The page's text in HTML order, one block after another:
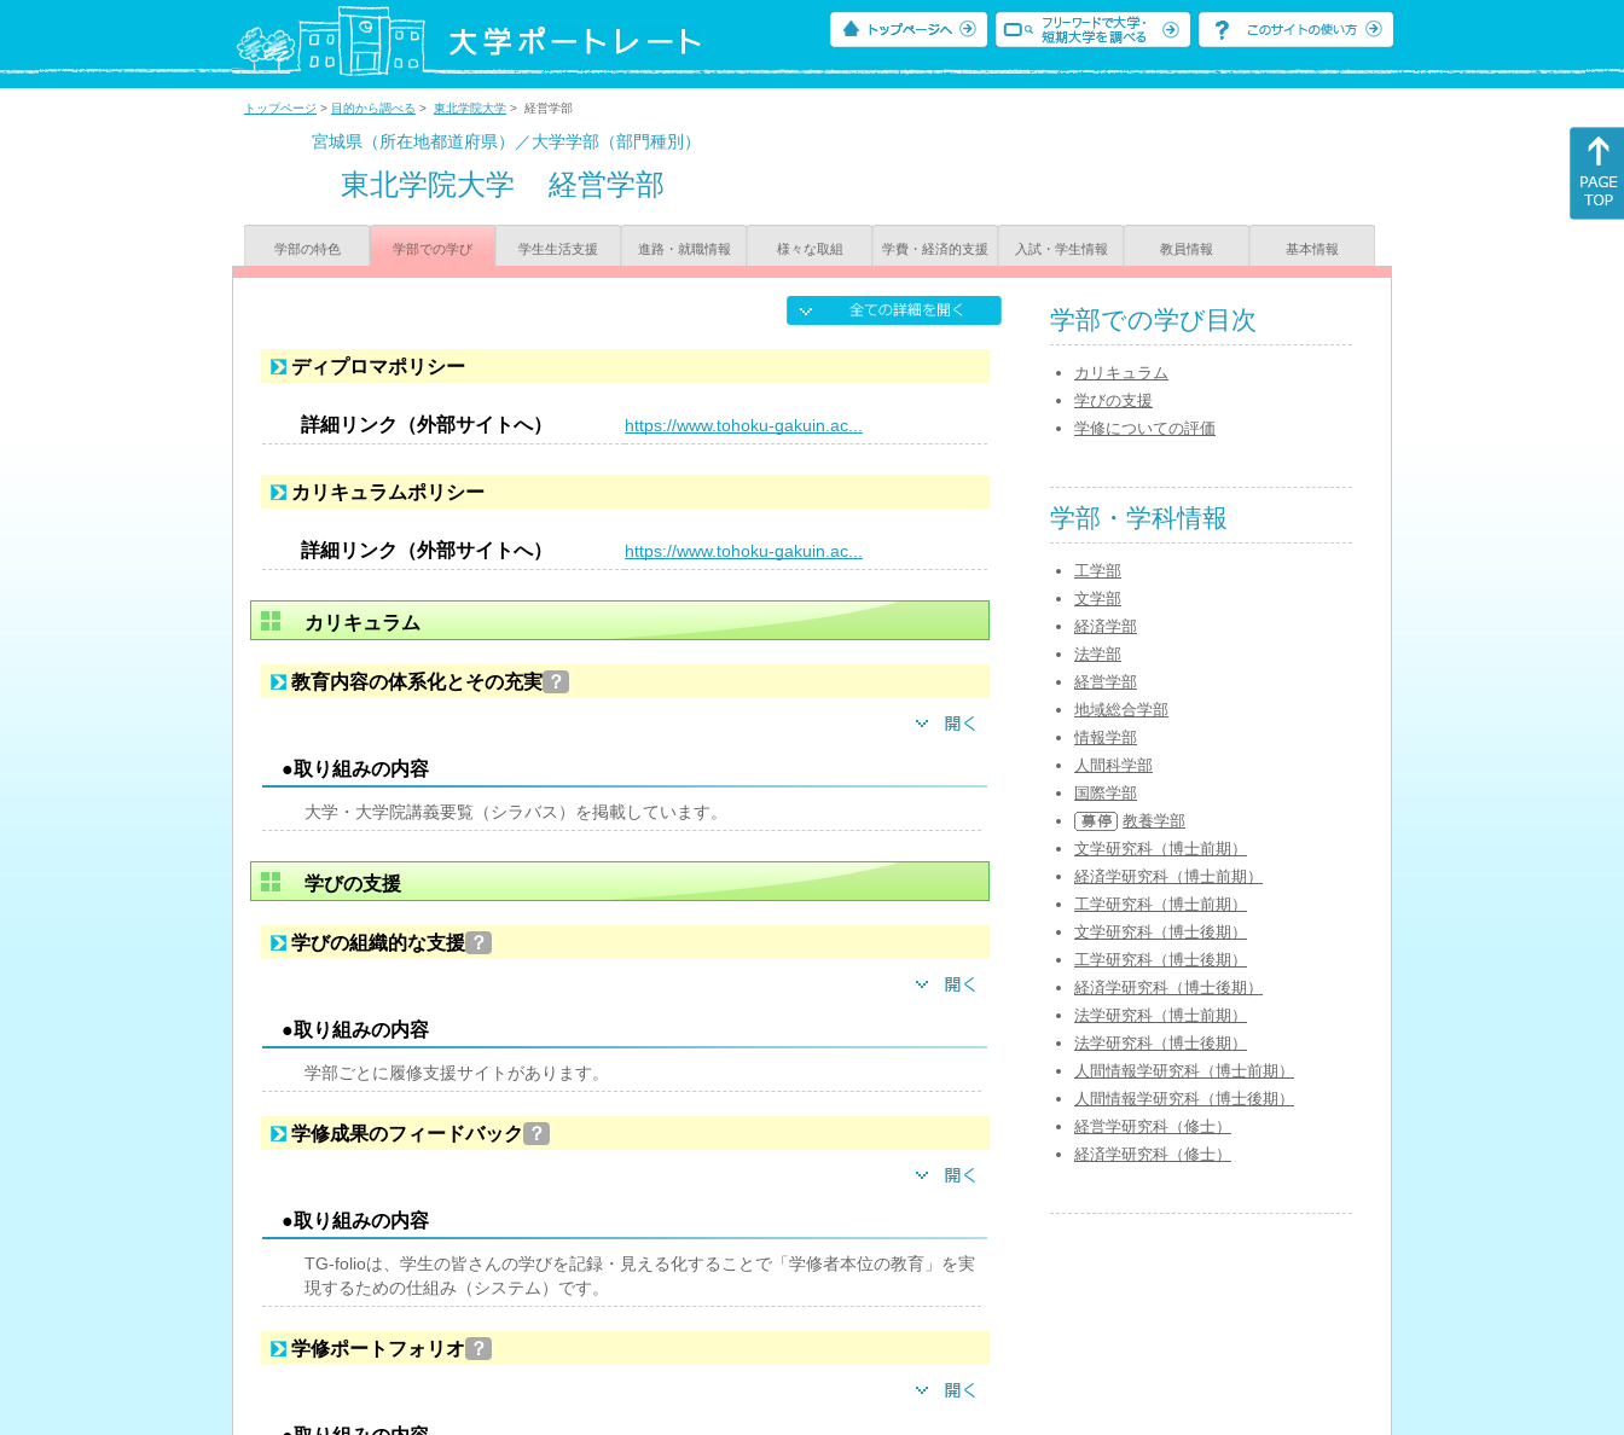
トップページ > 目的から調べる > 東北学院大学 > 経営学部
宮城県（所在地都道府県）／大学学部（部門種別）
東北学院大学 経営学部
学部の特色 学部での学び 学生生活支援 進路・就職情報 様々な取組 学費・経済的支援 入試・学生情報 教員情報 基本情報
ディプロマポリシー
詳細リンク（外部サイトへ） https://www.tohoku-gakuin.ac...
カリキュラムポリシー
詳細リンク（外部サイトへ） https://www.tohoku-gakuin.ac...
カリキュラム
教育内容の体系化とその充実 ？
●取り組みの内容
大学・大学院講義要覧（シラバス）を掲載しています。
学びの支援
学びの組織的な支援 ？
●取り組みの内容
学部ごとに履修支援サイトがあります。
学修成果のフィードバック ？
●取り組みの内容
TG-folioは、学生の皆さんの学びを記録・見える化することで「学修者本位の教育」を実
現するための仕組み（システム）です。
学修ポートフォリオ ？
学部での学び目次
カリキュラム
学びの支援
学修についての評価
学部・学科情報
工学部
文学部
経済学部
法学部
経営学部
地域総合学部
情報学部
人間科学部
国際学部
教養学部
文学研究科（博士前期）
経済学研究科（博士前期）
工学研究科（博士前期）
文学研究科（博士後期）
工学研究科（博士後期）
経済学研究科（博士後期）
法学研究科（博士前期）
法学研究科（博士後期）
人間情報学研究科（博士前期）
人間情報学研究科（博士後期）
経営学研究科（修士）
経済学研究科（修士）